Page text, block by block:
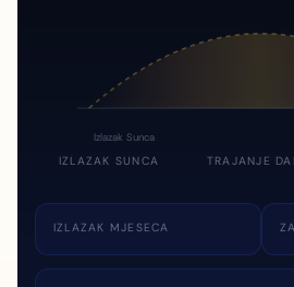
Izlazak Sunca
IZLAZAK SUNCA TRAJANJE
IZLAZAK MJESECA